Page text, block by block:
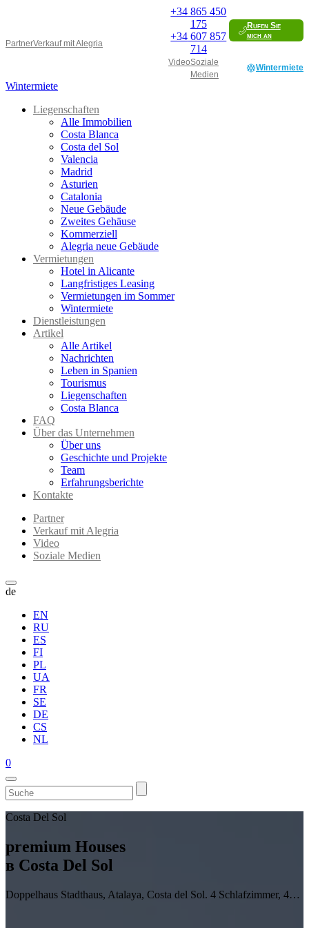
PartnerVerkauf mit Alegria
+34 865 450
175
+34 607 857
714
Rufen Sie
mich an
VideoSoziale
Medien
Wintermiete
Wintermiete
Liegenschaften
Alle Immobilien
Costa Blanca
Costa del Sol
Valencia
Madrid
Asturien
Catalonia
Neue Gebäude
Zweites Gehäuse
Kommerziell
Alegria neue Gebäude
Vermietungen
Hotel in Alicante
Langfristiges Leasing
Vermietungen im Sommer
Wintermiete
Dienstleistungen
Artikel
Alle Artikel
Nachrichten
Leben in Spanien
Tourismus
Liegenschaften
Costa Blanca
FAQ
Über das Unternehmen
Über uns
Geschichte und Projekte
Team
Erfahrungsberichte
Kontakte
Partner
Verkauf mit Alegria
Video
Soziale Medien
de
EN
RU
ES
FI
PL
UA
FR
SE
DE
CS
NL
0
Costa Del Sol
premium Houses
в Costa Del Sol
Doppelhaus Stadthaus, Atalaya, Costa del Sol. 4 Schlafzimmer, 4…